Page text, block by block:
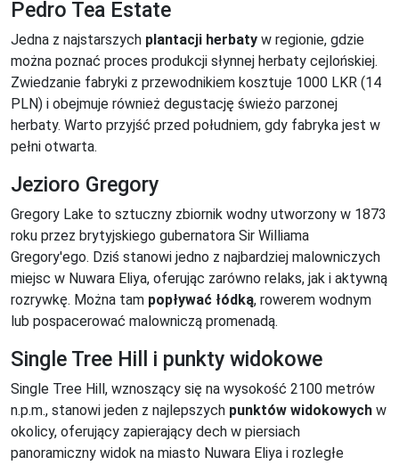
Pedro Tea Estate
Jedna z najstarszych plantacji herbaty w regionie, gdzie
można poznać proces produkcji słynnej herbaty cejlońskiej.
Zwiedzanie fabryki z przewodnikiem kosztuje 1000 LKR (14
PLN) i obejmuje również degustację świeżo parzonej
herbaty. Warto przyjść przed południem, gdy fabryka jest w
pełni otwarta.
Jezioro Gregory
Gregory Lake to sztuczny zbiornik wodny utworzony w 1873
roku przez brytyjskiego gubernatora Sir Williama
Gregory'ego. Dziś stanowi jedno z najbardziej malowniczych
miejsc w Nuwara Eliya, oferując zarówno relaks, jak i aktywną
rozrywkę. Można tam popływać łódką, rowerem wodnym
lub pospacerować malowniczą promenadą.
Single Tree Hill i punkty widokowe
Single Tree Hill, wznoszący się na wysokość 2100 metrów
n.p.m., stanowi jeden z najlepszych punktów widokowych w
okolicy, oferujący zapierający dech w piersiach
panoramiczny widok na miasto Nuwara Eliya i rozległe